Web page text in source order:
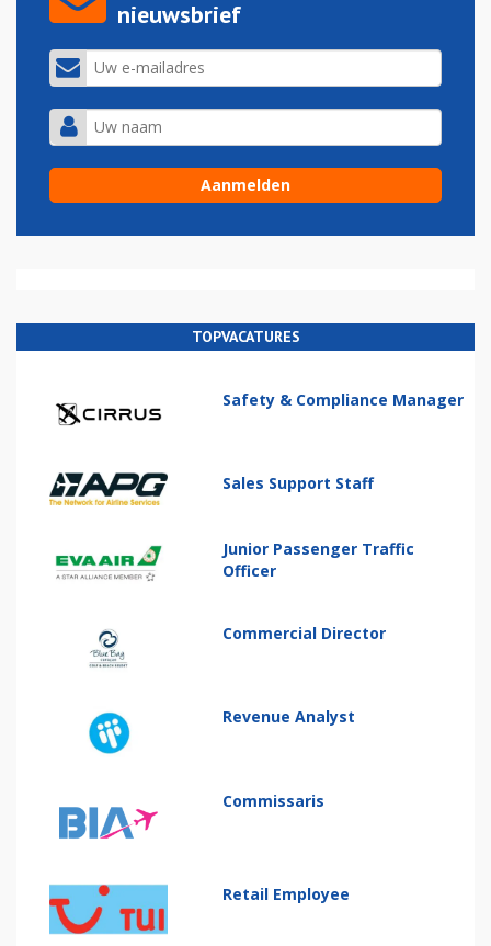
nieuwsbrief
TOPVACATURES
Safety & Compliance Manager
Sales Support Staff
Junior Passenger Traffic
Officer
Commercial Director
Revenue Analyst
Commissaris
Retail Employee